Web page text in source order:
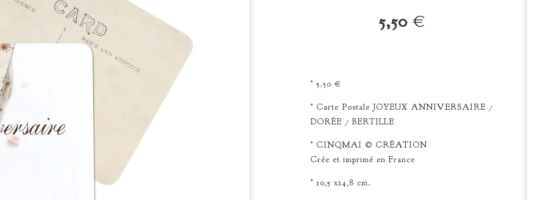
5,50 €
° 5.50 €
° Carte Postale JOYEUX ANNIVERSAIRE /
DORÉE / BERTILLE
° CINQMAI © CRÉATION
Crée et imprimé en France
° 10,5 x14,8 cm.